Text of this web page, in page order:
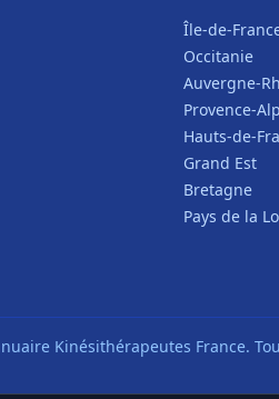
Île-de-
Occitanie
Auvergne-
Provence-
Hauts-de-
Grand Est
Bretagne
Pays de la
Kinésithérapeutes France.